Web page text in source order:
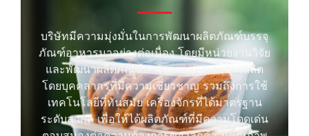
บริษัทมีความมุ่งมั่นในการพัฒนาผลิตภัณฑ์บรรจุ
ภัณฑ์อาหารมาอย่างต่อเนื่อง โดยมีหน่วยงานวิจัย
และพัฒนาผลิตภัณฑ์การออกแบบและการผลิต
โดยบุคคลากรที่มีความเชี่ยวชาญ รวมถึงการใช้
เทคโนโลยีที่ทันสมัย เครื่องจักรที่ได้มาตรฐาน
ระดับสากล เพื่อให้ได้ผลิตภัณฑ์ที่มีความโดดเด่น